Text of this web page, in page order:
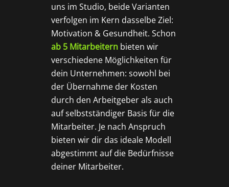
uns im Studio, beide Varianten
verfolgen im Kern dasselbe Ziel:
Motivation & Gesundheit. Schon
ab 5 Mitarbeitern bieten wir
verschiedene Möglichkeiten für
dein Unternehmen: sowohl bei
der Übernahme der Kosten
durch den Arbeitgeber als auch
auf selbstständiger Basis für die
Mitarbeiter. Je nach Anspruch
bieten wir dir das ideale Modell
abgestimmt auf die Bedürfnisse
deiner Mitarbeiter.